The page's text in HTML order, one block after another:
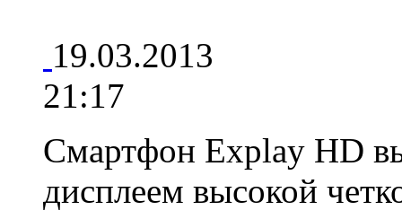
19.03.2013
21:17
Смартфон Explay HD
дисплеем высокой